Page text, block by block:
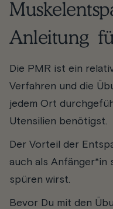
Anleitung
Die PMR ist ein
Verfahren und die
jedem Ort
Utensilien benötigst.
Der Vorteil der
auch als Anfänger*in
spüren wirst.
Bevor Du mit den